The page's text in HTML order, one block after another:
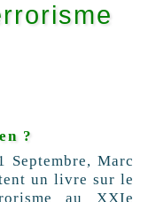
?
Septembre, Marc
un livre sur le
au XXIe